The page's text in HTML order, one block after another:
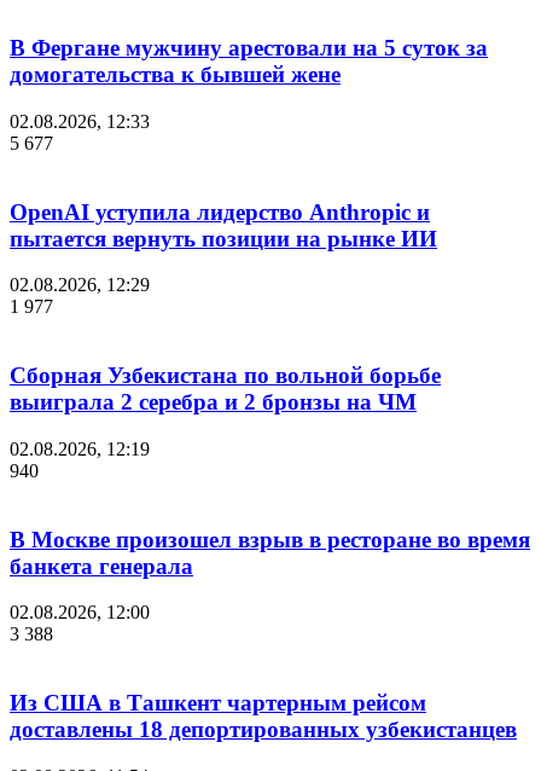
В Фергане мужчину арестовали на 5 суток за
домогательства к бывшей жене
02.08.2026, 12:33
5 677
OpenAI уступила лидерство Anthropic и
пытается вернуть позиции на рынке ИИ
02.08.2026, 12:29
1 977
Сборная Узбекистана по вольной борьбе
выиграла 2 серебра и 2 бронзы на ЧМ
02.08.2026, 12:19
940
В Москве произошел взрыв в ресторане во время
банкета генерала
02.08.2026, 12:00
3 388
Из США в Ташкент чартерным рейсом
доставлены 18 депортированных узбекистанцев